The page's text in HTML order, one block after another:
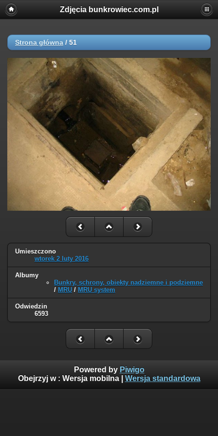
Zdjęcia bunkrowiec.com.pl
Strona główna / 51
Umieszczono
wtorek 2 luty 2016
Albumy
Bunkry, schrony, obiekty nadziemne i podziemne
/ MRU / MRU system
Odwiedzin
6593
Powered by Piwigo
Obejrzyj w : Wersja mobilna| Wersja standardowa